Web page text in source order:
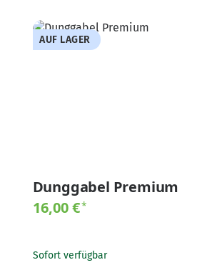
AUF LAGER
Dunggabel Premium
16,00 €*
Sofort verfügbar